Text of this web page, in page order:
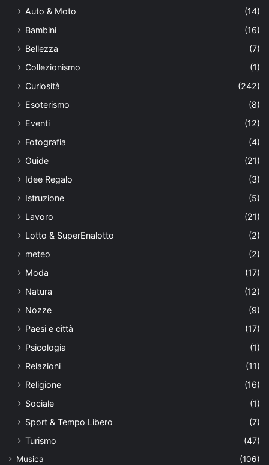
Auto & Moto
(14)
Bambini
(16)
Bellezza
(7)
Collezionismo
(1)
Curiosità
(242)
Esoterismo
(8)
Eventi
(12)
Fotografia
(4)
Guide
(21)
Idee Regalo
(3)
Istruzione
(5)
Lavoro
(21)
Lotto & SuperEnalotto
(2)
meteo
(2)
Moda
(17)
Natura
(12)
Nozze
(9)
Paesi e città
(17)
Psicologia
(1)
Relazioni
(11)
Religione
(16)
Sociale
(1)
Sport & Tempo Libero
(7)
Turismo
(47)
Musica (106)